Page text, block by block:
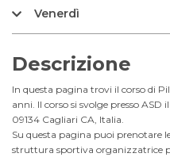
Venerdì
Descrizione
In questa pagina trovi il corso di
anni. Il corso si svolge presso
09134 Cagliari CA, Italia.
Su questa pagina puoi prenotare
struttura sportiva organizzatrice